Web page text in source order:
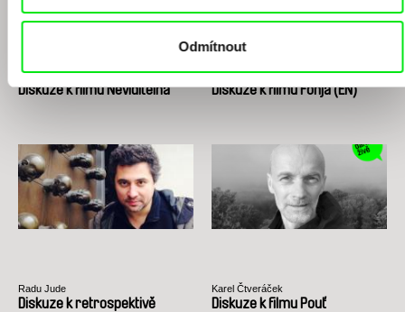
Odmítnout
Maia Martiniak
Diskuze k filmu Neviditelná
Lina Zacher
Diskuze k filmu Fonja (EN)
Radu Jude
Diskuze k retrospektivě
Karel Čtveráček
Diskuze k filmu Pouť